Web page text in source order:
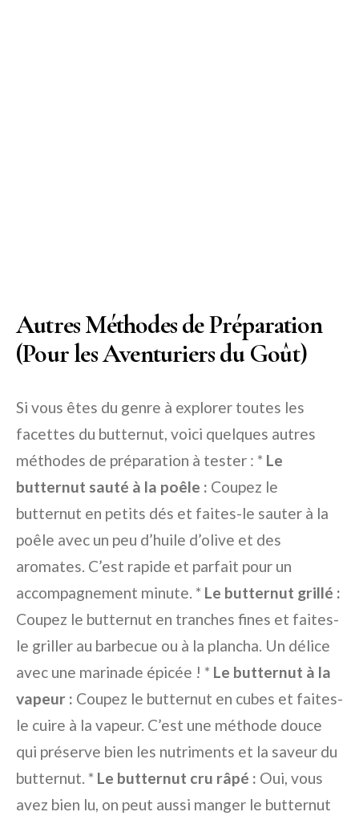
Autres Méthodes de Préparation
(Pour les Aventuriers du Goût)
Si vous êtes du genre à explorer toutes les
facettes du butternut, voici quelques autres
méthodes de préparation à tester : * Le
butternut sauté à la poêle : Coupez le
butternut en petits dés et faites-le sauter à la
poêle avec un peu d’huile d’olive et des
aromates. C’est rapide et parfait pour un
accompagnement minute. * Le butternut grillé :
Coupez le butternut en tranches fines et faites-
le griller au barbecue ou à la plancha. Un délice
avec une marinade épicée ! * Le butternut à la
vapeur : Coupez le butternut en cubes et faites-
le cuire à la vapeur. C’est une méthode douce
qui préserve bien les nutriments et la saveur du
butternut. * Le butternut cru râpé : Oui, vous
avez bien lu, on peut aussi manger le butternut